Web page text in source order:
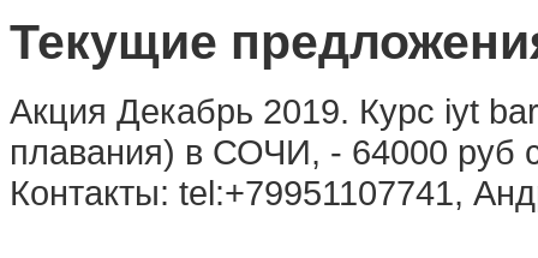
Текущие
Акция Декабрь 2019. Курс iyt
плавания) в СОЧИ, - 64000 руб
Контакты: tel:+79951107741,